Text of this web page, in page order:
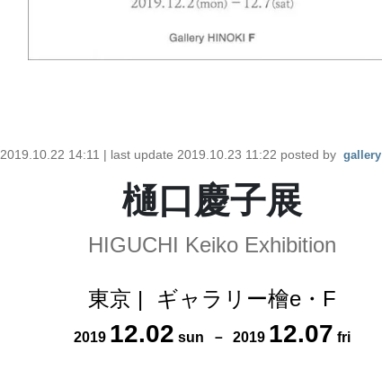
2019.10.22 14:11 | last update 2019.10.23 11:22 posted by gallery
樋口慶子展
HIGUCHI Keiko Exhibition
東京 | ギャラリー檜e・F
2019 12.02 sun － 2019 12.07 fri